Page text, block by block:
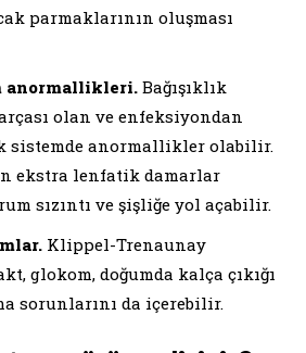
parmaklarının oluşması
anormallikleri. Bağışıklık
olan ve enfeksiyondan
sistemde anormallikler olabilir.
ekstra lenfatik damarlar
sızıntı ve şişliğe yol açabilir.
Klippel-Trenaunay
glokom, doğumda kalça çıkığı
sorunlarını da içerebilir.